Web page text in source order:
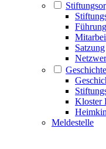
Satzung
Geschichte
Kloster
Meldestelle